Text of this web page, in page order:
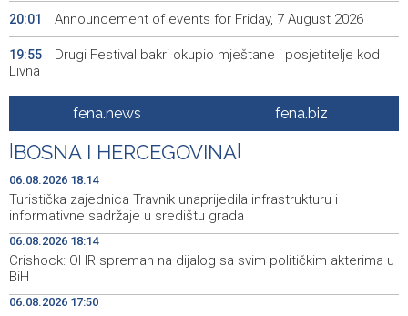
20:01 Announcement of events for Friday, 7 August 2026
19:55
Drugi Festival bakri okupio mještane i posjetitelje kod
Livna
Novi Travnik receives first direct EU funding for UNESCO
heritage project
19:33
Crishock: OHR maintains an open dialogue with all
political stakeholders in BiH
19:32
Velika nagrada Britanije ostaje u MotoGP kalendaru do
19:29
Španska krajnja ljevica i desnica ujedinjene protiv
Maroka kao suorganizatora SP 2030.
fena.news fena.biz
BOSNA I HERCEGOVINA
06.08.2026 18:14
Turistička zajednica Travnik unaprijedila infrastrukturu i
informativne sadržaje u središtu grada
06.08.2026 18:14
Crishock: OHR spreman na dijalog sa svim političkim akterima u
BiH
06.08.2026 17:50